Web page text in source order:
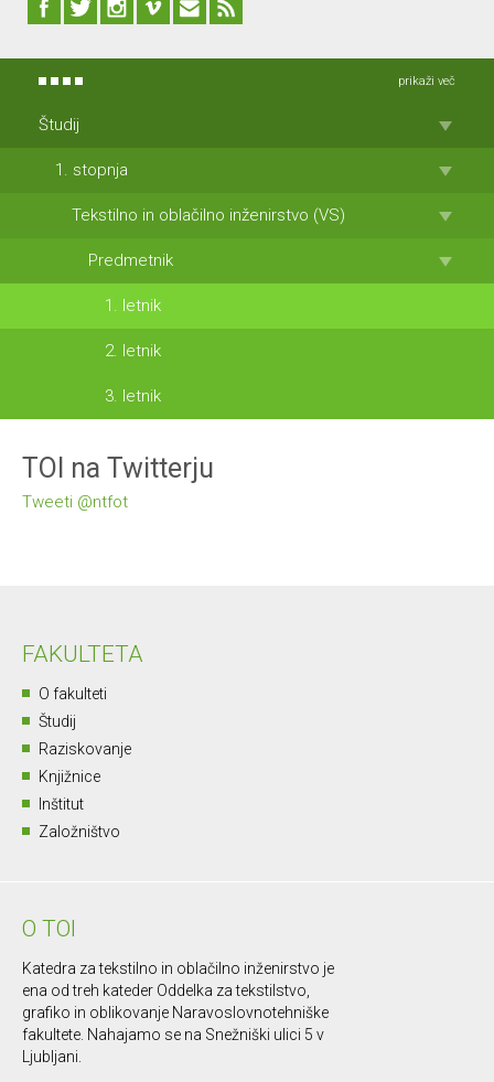
prikaži več
Študij
1. stopnja
Tekstilno in oblačilno inženirstvo (VS)
Predmetnik
1. letnik
2. letnik
3. letnik
TOI na Twitterju
Tweeti @ntfot
FAKULTETA
O fakulteti
Študij
Raziskovanje
Knjižnice
Inštitut
Založništvo
O TOI
Katedra za tekstilno in oblačilno inženirstvo je
ena od treh kateder Oddelka za tekstilstvo,
grafiko in oblikovanje Naravoslovnotehniške
fakultete. Nahajamo se na Snežniški ulici 5 v
Ljubljani.